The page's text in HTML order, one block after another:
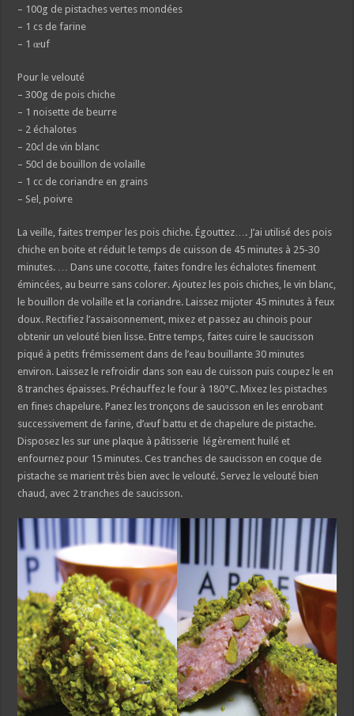
– 100g de pistaches vertes mondées
– 1 cs de farine
– 1 œuf
Pour le velouté
– 300g de pois chiche
– 1 noisette de beurre
– 2 échalotes
– 20cl de vin blanc
– 50cl de bouillon de volaille
– 1 cc de coriandre en grains
– Sel, poivre
La veille, faites tremper les pois chiche. Égouttez…. J’ai utilisé des pois
chiche en boite et réduit le temps de cuisson de 45 minutes à 25-30
minutes. … Dans une cocotte, faites fondre les échalotes finement
émincées, au beurre sans colorer. Ajoutez les pois chiches, le vin blanc,
le bouillon de volaille et la coriandre. Laissez mijoter 45 minutes à feux
doux. Rectifiez l’assaisonnement, mixez et passez au chinois pour
obtenir un velouté bien lisse. Entre temps, faites cuire le saucisson
piqué à petits frémissement dans de l’eau bouillante 30 minutes
environ. Laissez le refroidir dans son eau de cuisson puis coupez le en
8 tranches épaisses. Préchauffez le four à 180°C. Mixez les pistaches
en fines chapelure. Panez les tronçons de saucisson en les enrobant
successivement de farine, d’œuf battu et de chapelure de pistache.
Disposez les sur une plaque à pâtisserie légèrement huilé et
enfournez pour 15 minutes. Ces tranches de saucisson en coque de
pistache se marient très bien avec le velouté. Servez le velouté bien
chaud, avec 2 tranches de saucisson.